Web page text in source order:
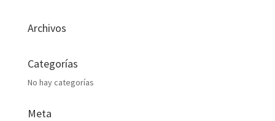
Archivos
Categorías
No hay categorías
Meta